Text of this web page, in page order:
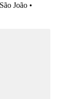
João •